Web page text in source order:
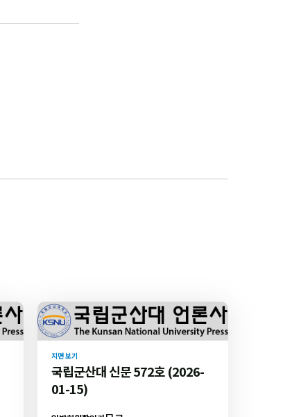
지면 보기
국립군산대 신문 572호 (2026-
01-15)